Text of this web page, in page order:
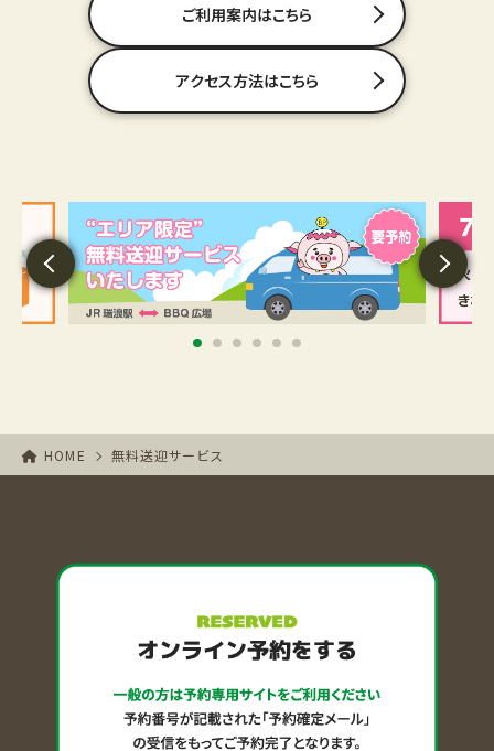
ご利用案内はこちら
アクセス方法はこちら
HOME 無料送迎サービス